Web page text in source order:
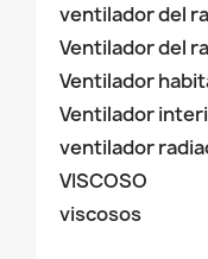
ventilador del
Ventilador del
Ventilador
Ventilador
ventilador
VISCOSO
viscosos